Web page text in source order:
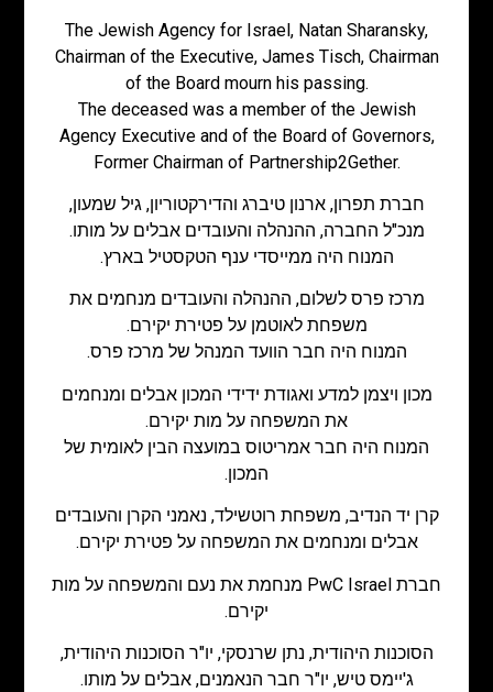
The Jewish Agency for Israel, Natan Sharansky,
Chairman of the Executive, James Tisch, Chairman
of the Board mourn his passing.
The deceased was a member of the Jewish
Agency Executive and of the Board of Governors,
Former Chairman of Partnership2Gether.
חברת תפרון, ארנון טיברג והדירקטוריון, גיל שמעון,
מנכ"ל החברה, ההנהלה והעובדים אבלים על מותו.
המנוח היה ממייסדי ענף הטקסטיל בארץ.
מרכז פרס לשלום, ההנהלה והעובדים מנחמים את
משפחת לאוטמן על פטירת יקירם.
המנוח היה חבר הוועד המנהל של מרכז פרס.
מכון ויצמן למדע ואגודת ידידי המכון אבלים ומנחמים
את המשפחה על מות יקירם.
המנוח היה חבר אמריטוס במועצה הבין לאומית של
המכון.
קרן יד הנדיב, משפחת רוטשילד, נאמני הקרן והעובדים
אבלים ומנחמים את המשפחה על פטירת יקירם.
חברת PwC Israel מנחמת את נעם והמשפחה על מות
יקירם.
הסוכנות היהודית, נתן שרנסקי, יו"ר הסוכנות היהודית,
ג'יימס טיש, יו"ר חבר הנאמנים, אבלים על מותו.